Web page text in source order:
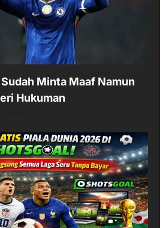
Minta Maaf Namun
Hukuman